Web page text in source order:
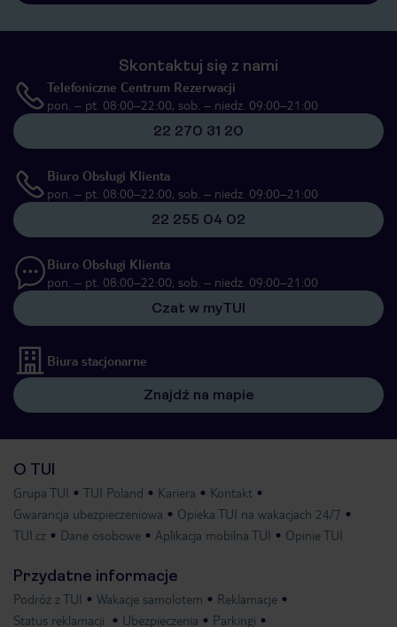
Skontaktuj się z nami
Telefoniczne Centrum Rezerwacji
pon. – pt. 08:00–22:00, sob. – niedz. 09:00–21:00
22 270 31 20
Biuro Obsługi Klienta
pon. – pt. 08:00–22:00, sob. – niedz. 09:00–21:00
22 255 04 02
Biuro Obsługi Klienta
pon. – pt. 08:00–22:00, sob. – niedz. 09:00–21:00
Czat w myTUI
Biura stacjonarne
Znajdź na mapie
O TUI
Grupa TUI TUI Poland Kariera
Kontakt
Gwarancja ubezpieczeniowa
Opieka TUI na wakacjach 24/7
TUI.cz
Dane osobowe Aplikacja mobilna TUI Opinie TUI
Przydatne informacje
Podróż z TUI Wakacje samolotem
Reklamacje
Status reklamacji
Ubezpieczenia Parkingi